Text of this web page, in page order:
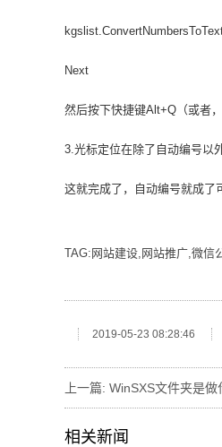
Next
然后按下快捷键Alt+Q（或者
3.光标定位在除了自动编号以
这就完成了，自动编号就成了
TAG:网站建设,网站推广,微信
2019-05-23 08:28:46
上一篇: WinSXS文件夹是做
相关新闻